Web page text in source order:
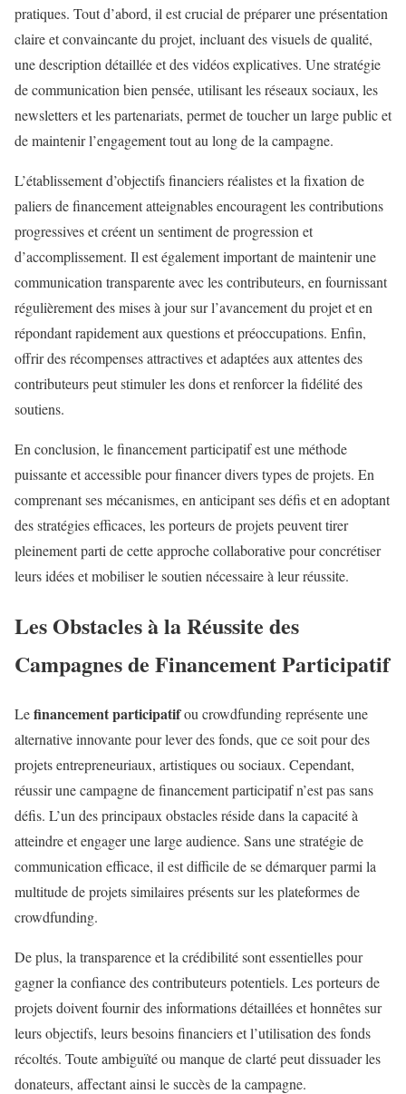
pratiques. Tout d’abord, il est crucial de préparer une présentation
claire et convaincante du projet, incluant des visuels de qualité,
une description détaillée et des vidéos explicatives. Une stratégie
de communication bien pensée, utilisant les réseaux sociaux, les
newsletters et les partenariats, permet de toucher un large public et
de maintenir l’engagement tout au long de la campagne.
L’établissement d’objectifs financiers réalistes et la fixation de
paliers de financement atteignables encouragent les contributions
progressives et créent un sentiment de progression et
d’accomplissement. Il est également important de maintenir une
communication transparente avec les contributeurs, en fournissant
régulièrement des mises à jour sur l’avancement du projet et en
répondant rapidement aux questions et préoccupations. Enfin,
offrir des récompenses attractives et adaptées aux attentes des
contributeurs peut stimuler les dons et renforcer la fidélité des
soutiens.
En conclusion, le financement participatif est une méthode
puissante et accessible pour financer divers types de projets. En
comprenant ses mécanismes, en anticipant ses défis et en adoptant
des stratégies efficaces, les porteurs de projets peuvent tirer
pleinement parti de cette approche collaborative pour concrétiser
leurs idées et mobiliser le soutien nécessaire à leur réussite.
Les Obstacles à la Réussite des
Campagnes de Financement Participatif
Lefinancement participatifou crowdfunding représente une
alternative innovante pour lever des fonds, que ce soit pour des
projets entrepreneuriaux, artistiques ou sociaux. Cependant,
réussir une campagne de financement participatif n’est pas sans
défis. L’un des principaux obstacles réside dans la capacité à
atteindre et engager une large audience. Sans une stratégie de
communication efficace, il est difficile de se démarquer parmi la
multitude de projets similaires présents sur les plateformes de
crowdfunding.
De plus, la transparence et la crédibilité sont essentielles pour
gagner la confiance des contributeurs potentiels. Les porteurs de
projets doivent fournir des informations détaillées et honnêtes sur
leurs objectifs, leurs besoins financiers et l’utilisation des fonds
récoltés. Toute ambiguïté ou manque de clarté peut dissuader les
donateurs, affectant ainsi le succès de la campagne.